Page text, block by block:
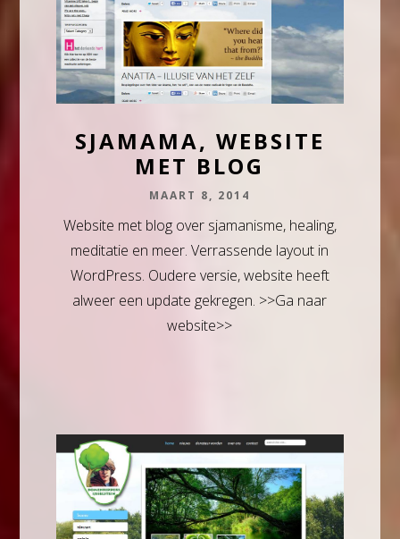
SJAMAMA, WEBSITE
MET BLOG
MAART 8, 2014
Website met blog over sjamanisme, healing,
meditatie en meer. Verrassende layout in
WordPress. Oudere versie, website heeft
alweer een update gekregen. >>Ga naar
website>>